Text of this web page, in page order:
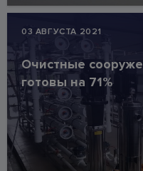
03 АВГУСТА 2021
Очистные
готовы на 71%